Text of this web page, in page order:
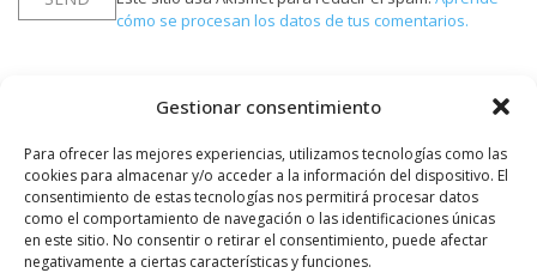
Gestionar consentimiento
Para ofrecer las mejores experiencias, utilizamos tecnologías como las
cookies para almacenar y/o acceder a la información del dispositivo. El
consentimiento de estas tecnologías nos permitirá procesar datos
como el comportamiento de navegación o las identificaciones únicas
en este sitio. No consentir o retirar el consentimiento, puede afectar
negativamente a ciertas características y funciones.
cómo se procesan los datos de tus comentarios.